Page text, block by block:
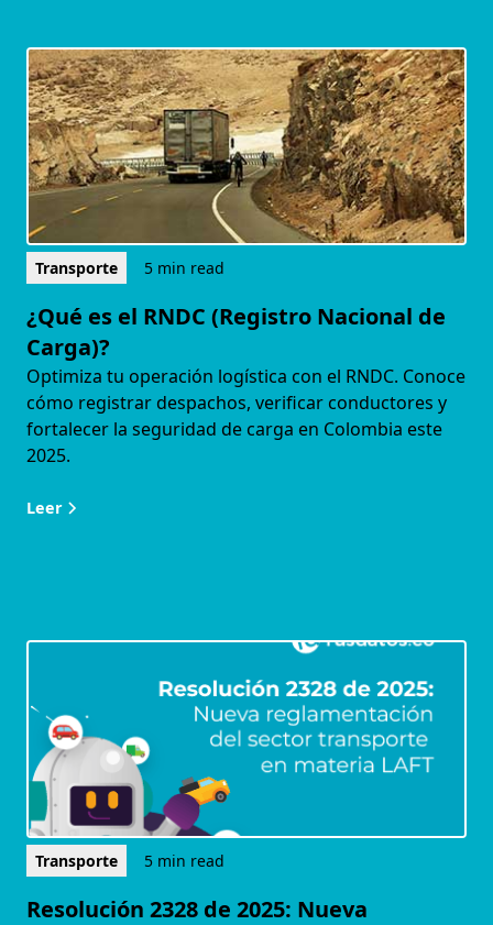
Transporte 5 min read
¿Qué es el RNDC (Registro Nacional de
Carga)?
Optimiza tu operación logística con el RNDC. Conoce
cómo registrar despachos, verificar conductores y
fortalecer la seguridad de carga en Colombia este
2025.
Leer
Transporte 5 min read
Resolución 2328 de 2025: Nueva